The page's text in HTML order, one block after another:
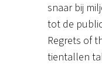
snaar bij
tot de
Regrets of
tientallen